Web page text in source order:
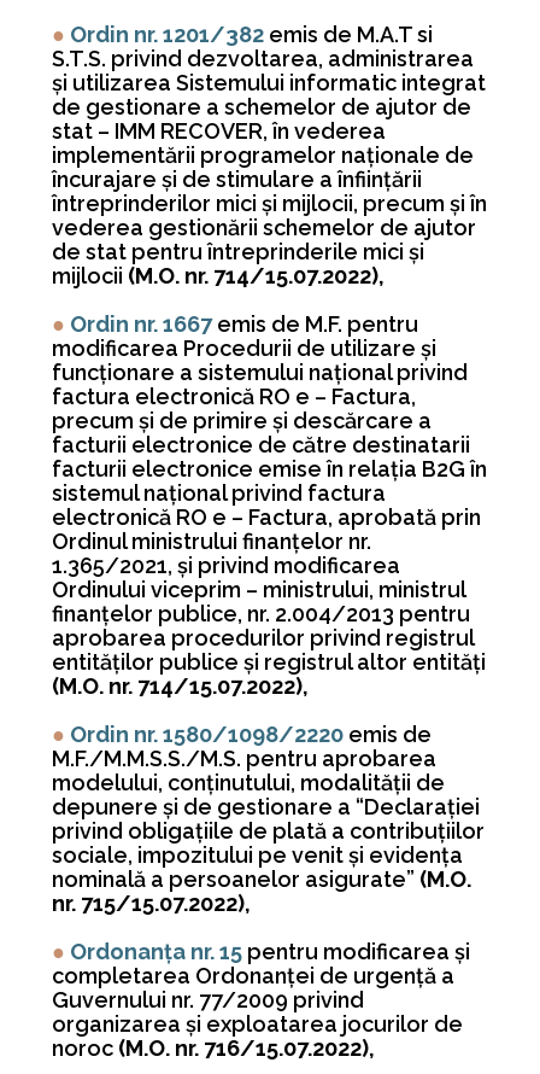
● Ordin nr. 1201/382 emis de M.A.T si
S.T.S. privind dezvoltarea, administrarea
şi utilizarea Sistemului informatic integrat
de gestionare a schemelor de ajutor de
stat – IMM RECOVER, în vederea
implementării programelor naţionale de
încurajare şi de stimulare a înfiinţării
întreprinderilor mici şi mijlocii, precum şi în
vederea gestionării schemelor de ajutor
de stat pentru întreprinderile mici şi
mijlocii (M.O. nr. 714/15.07.2022),
● Ordin nr. 1667emis de M.F. pentru
modificarea Procedurii de utilizare şi
funcţionare a sistemului naţional privind
factura electronică RO e – Factura,
precum şi de primire şi descărcare a
facturii electronice de către destinatarii
facturii electronice emise în relaţia B2G în
sistemul naţional privind factura
electronică RO e – Factura, aprobată prin
Ordinul ministrului finanţelor nr.
1.365/2021, şi privind modificarea
Ordinului viceprim – ministrului, ministrul
finanţelor publice, nr. 2.004/2013 pentru
aprobarea procedurilor privind registrul
entităţilor publice şi registrul altor entităţi
(M.O. nr. 714/15.07.2022),
● Ordin nr. 1580/1098/2220 emis de
M.F./M.M.S.S./M.S. pentru aprobarea
modelului, conţinutului, modalităţii de
depunere şi de gestionare a “Declaraţiei
privind obligaţiile de plată a contribuţiilor
sociale, impozitului pe venit şi evidenţa
nominală a persoanelor asigurate” (M.O.
nr. 715/15.07.2022),
● Ordonanța nr. 15 pentru modificarea şi
completarea Ordonanţei de urgenţă a
Guvernului nr. 77/2009 privind
organizarea şi exploatarea jocurilor de
noroc (M.O. nr. 716/15.07.2022),